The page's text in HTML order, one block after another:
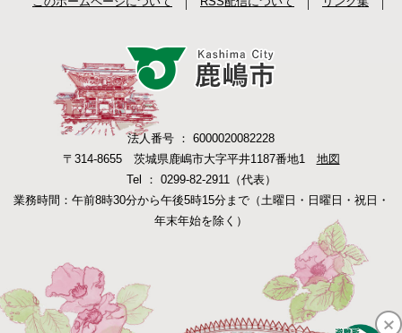
法人番号 ： 6000020082228
〒314-8655 茨城県鹿嶋市大字平井1187番地1 地図
Tel ： 0299-82-2911（代表）
業務時間：午前8時30分から午後5時15分まで（土曜日・日曜日・祝日・
年末年始を除く）